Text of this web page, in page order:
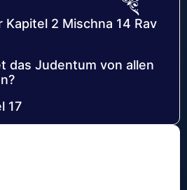
2 Mischna 14 Rav
das Judentum von allen
17